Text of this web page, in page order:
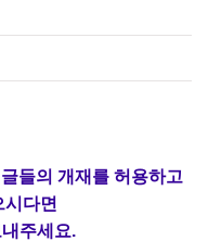
들의 개재를 허용하고
다면
주세요.